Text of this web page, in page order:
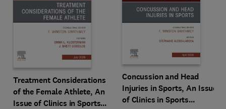
Treatment Considerations
of the Female Athlete, An
Issue of Clinics in Sports
Concussion and Head
Injuries in Sports, An Issue
of Clinics in Sports